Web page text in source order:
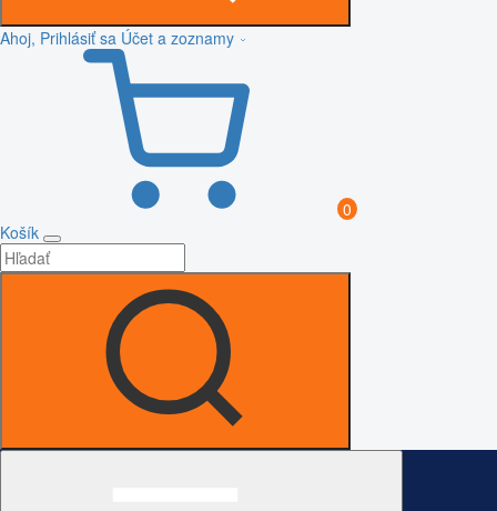
Ahoj, Prihlásiť sa Účet a zoznamy
0
Košík